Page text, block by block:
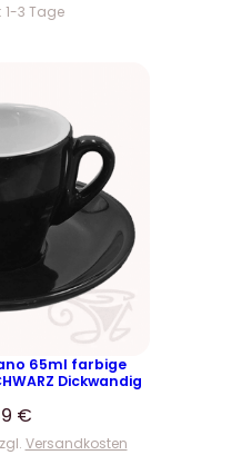
1-3 Tage
65ml farbige
Dickwandig
€
Versandkosten